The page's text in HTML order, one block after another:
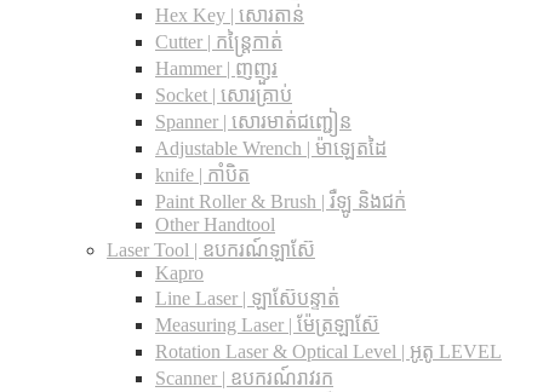
Hex Key | សោរតាន់
Cutter | កន្រ្តៃកាត់
Hammer | ញញួរ
Socket | សោរគ្រាប់
Spanner |​ សោរមាត់ជញ្ជៀន
Adjustable Wrench |​ ម៉ាឡេតដៃ
knife | កាំបិត
Paint Roller & Brush | រឺឡូ និងជក់
Other Handtool
Laser Tool | ឧបករណ៍ឡាស៊ែ
Kapro
Line Laser | ឡាស៊ែបន្ទាត់
Measuring Laser | ម៉ែត្រឡាស៊ែ
Rotation Laser & Optical Level | អូតូ LEVEL
Scanner | ឧបករណ៍រាវរក